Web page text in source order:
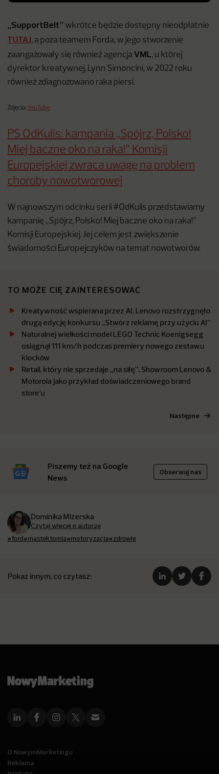
„SupportBelt” wkrótce będzie dostępny nieodpłatnie
TUTAJ, a poza teamem Forda, w jego stworzenie
zaangażowały się również agencja VML, u której
dyrektor kreatywnej, Lynn Simoncini, w 2022 roku
również zdiagnozowano raka piersi.
Zdjęcia: YouTube
PS OdKulis: kampania „Spójrz, Polsko!
Miej baczne oko na raka!” Komisji
Europejskiej zwraca uwagę na problem
choroby nowotworowej
W najnowszym odcinku serii #OdKulis przedstawiamy
kampanię „Spójrz, Polsko! Miej baczne oko na raka!”
Komisji Europejskiej. Jej celem jest zwiększenie
świadomości Europejczyków na temat nowotworów.
TO MOŻE CIĘ ZAINTERESOWAĆ
Kreatywność wspierana przez AI. Lenovo rozstrzygnęło
drugą edycję konkursu „Stwórz reklamę przy użyciu AI”
Naturalnej wielkości model LEGO Technic Koenigsegg
osiągnął 111 km/h podczas premiery nowego zestawu
klocków
Retail, który nie sprzedaje „na siłę”. Showroom Lenovo &
Motorola jako przykład doświadczeniowego brand
store’u
Następne
Piszemy też na Google
News
Obserwuj nas
Dominika Mizerska
Czytaj więcej o autorze
#ford#mastektomia#motoryzacja#zdrowie
Pokaż innym, co czytasz:
O NowymMarketingu
Reklama